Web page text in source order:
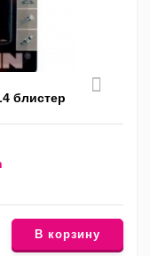
блистер
В корзину